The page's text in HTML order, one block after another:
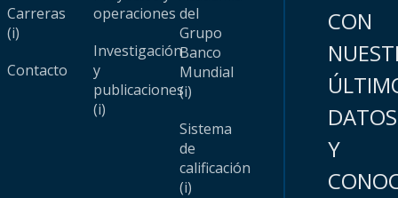
Carreras
(i)
Contacto
operaciones
Investigación
y
publicaciones
(i)
del
Grupo
Banco
Mundial
(i)
Sistema
de
calificación
(i)
CON
DATOS
Y